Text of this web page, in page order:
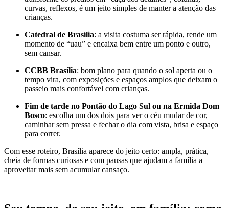
curvas, reflexos, é um jeito simples de manter a atenção das
crianças.
Catedral de Brasília: a visita costuma ser rápida, rende um
momento de “uau” e encaixa bem entre um ponto e outro,
sem cansar.
CCBB Brasília: bom plano para quando o sol aperta ou o
tempo vira, com exposições e espaços amplos que deixam o
passeio mais confortável com crianças.
Fim de tarde no Pontão do Lago Sul ou na Ermida Dom
Bosco: escolha um dos dois para ver o céu mudar de cor,
caminhar sem pressa e fechar o dia com vista, brisa e espaço
para correr.
Com esse roteiro, Brasília aparece do jeito certo: ampla, prática,
cheia de formas curiosas e com pausas que ajudam a família a
aproveitar mais sem acumular cansaço.